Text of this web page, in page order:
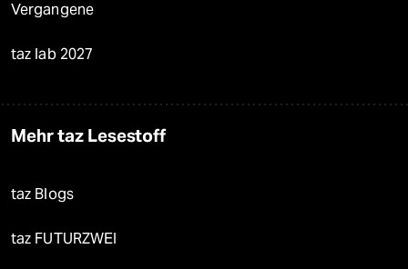
Vergangene
taz lab 2027
Mehr taz Lesestoff
taz Blogs
taz FUTURZWEI